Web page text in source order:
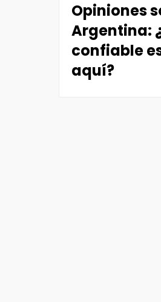
Opiniones
Argentina:
confiable
aquí?